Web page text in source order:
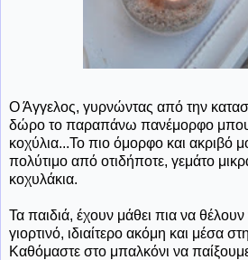
Ο Άγγελος, γυρνώντας από την
δώρο το παραπάνω πανέμορφο
κοχύλια...Το πιο όμορφο και ακριβό
πολύτιμο από οτιδήποτε, γεμάτο
κοχυλάκια.
Τα παιδιά, έχουν μάθει πια να
γιορτινό, ιδιαίτερο ακόμη και μέσα
Καθόμαστε στο μπαλκόνι να